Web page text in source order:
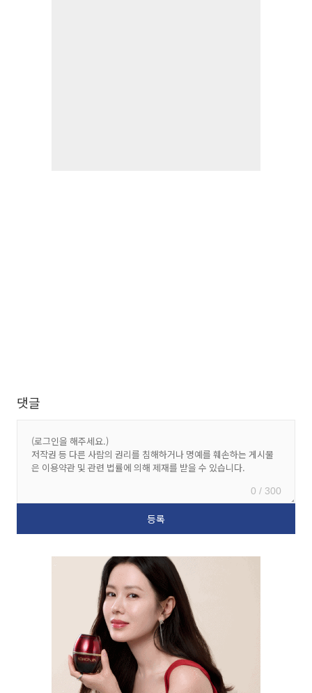
댓글
0 / 300